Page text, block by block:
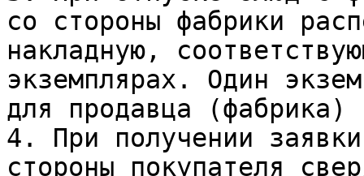
со стороны фабрики
накладную,
экземплярах. Один
для продавца (фабрика)
4. При получении
стороны покупателя